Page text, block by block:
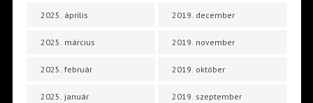
2025. április
2025. március
2025. február
2025. január
2019. december
2019. november
2019. október
2019. szeptember